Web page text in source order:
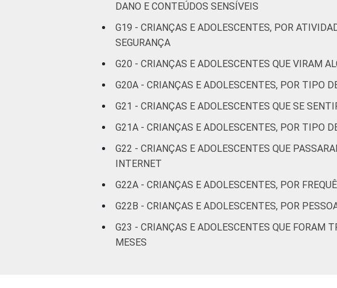
CLASSE SOCIAL
DOMICÍLIO COM ACESSO À INTERNET
Fonte: CGI.br/NIC.br, Centro Regional de Estudos
DANO E CONTEÚDOS SENSÍVEIS
G19 - CRIANÇAS E ADOLESCENTES, POR
SEGURANÇA
G20 - CRIANÇAS E ADOLESCENTES QUE VIRAM
G20A - CRIANÇAS E ADOLESCENTES, POR TIPO
G21 - CRIANÇAS E ADOLESCENTES QUE SE
G21A - CRIANÇAS E ADOLESCENTES, POR TIPO
G22 - CRIANÇAS E ADOLESCENTES QUE
INTERNET
G22A - CRIANÇAS E ADOLESCENTES, POR
G22B - CRIANÇAS E ADOLESCENTES, POR
G23 - CRIANÇAS E ADOLESCENTES QUE FORAM
MESES